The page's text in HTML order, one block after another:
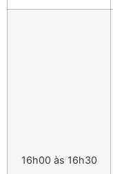
16h00 às 16h30